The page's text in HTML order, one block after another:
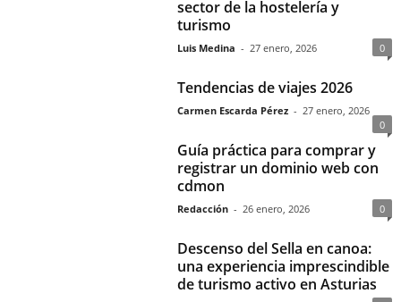
sector de la hostelería y
turismo
Luis Medina - 27 enero, 2026 0
Tendencias de viajes 2026
Carmen Escarda Pérez - 27 enero, 2026
0
Guía práctica para comprar y
registrar un dominio web con
cdmon
Redacción - 26 enero, 2026 0
Descenso del Sella en canoa:
una experiencia imprescindible
de turismo activo en Asturias